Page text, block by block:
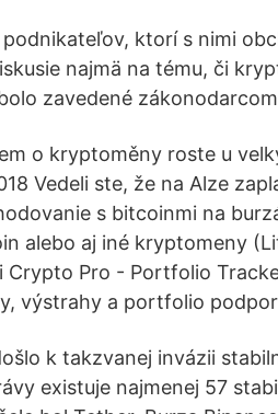
ktorí s nimi
najmä na tému, či
zavedené
o kryptoměny roste u
Vedeli ste, že na Alze
s bitcoinmi na
alebo aj iné kryptomeny
Crypto Pro - Portfolio
výstrahy a portfolio
k takzvanej invázii
existuje najmenej 57